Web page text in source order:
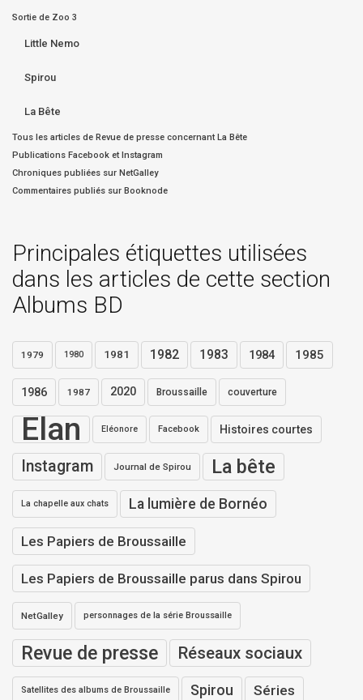
Sortie de Zoo 3
Little Nemo
Spirou
La Bête
Tous les articles de Revue de presse concernant La Bête
Publications Facebook et Instagram
Chroniques publiées sur NetGalley
Commentaires publiés sur Booknode
Principales étiquettes utilisées
dans les articles de cette section
Albums BD
1979 1980 1981 1982 1983 1984 1985
1986 1987 2020 Broussaille couverture
Elan Eléonore Facebook Histoires courtes
Instagram Journal de Spirou La bête
La chapelle aux chats La lumière de Bornéo
Les Papiers de Broussaille
Les Papiers de Broussaille parus dans Spirou
NetGalley personnages de la série Broussaille
Revue de presse Réseaux sociaux
Satellites des albums de Broussaille Spirou Séries